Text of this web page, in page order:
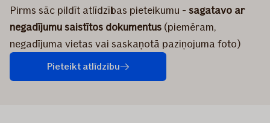
Pirms sāc pildīt atlīdzības pieteikumu - sagatavo ar
negadījumu saistītos dokumentus (piemēram,
negadījuma vietas vai saskaņotā paziņojuma foto)
Pieteikt atlīdzību